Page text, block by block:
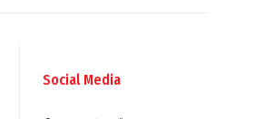
Social Media